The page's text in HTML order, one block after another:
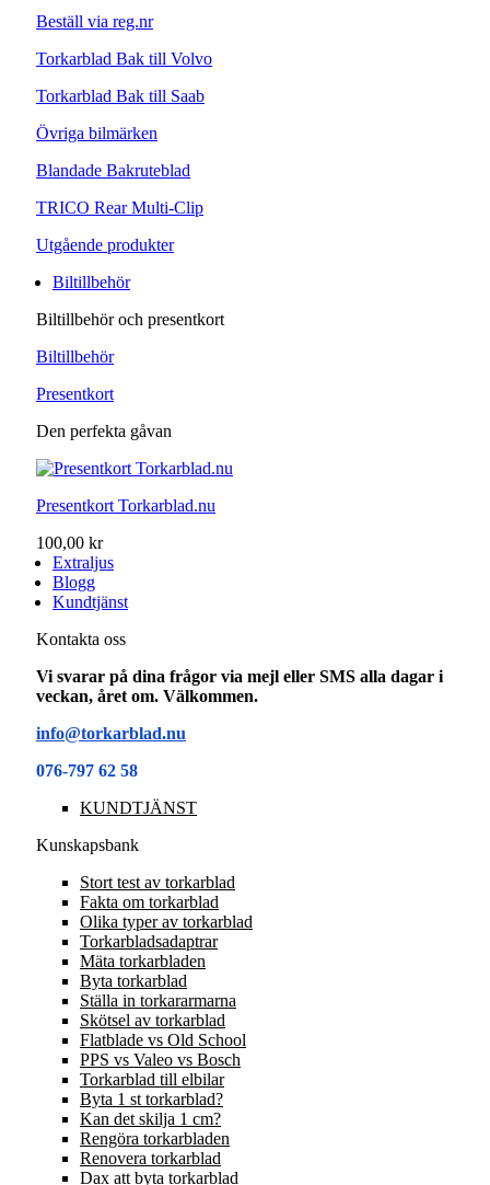
Beställ via reg.nr
Torkarblad Bak till Volvo
Torkarblad Bak till Saab
Övriga bilmärken
Blandade Bakruteblad
TRICO Rear Multi-Clip
Utgående produkter
Biltillbehör
Biltillbehör och presentkort
Biltillbehör
Presentkort
Den perfekta gåvan
Presentkort Torkarblad.nu
100,00 kr
Extraljus
Blogg
Kundtjänst
Kontakta oss
Vi svarar på dina frågor via mejl eller SMS alla dagar i
veckan, året om. Välkommen.
info@torkarblad.nu
076-797 62 58
KUNDTJÄNST
Kunskapsbank
Stort test av torkarblad
Fakta om torkarblad
Olika typer av torkarblad
Torkarbladsadaptrar
Mäta torkarbladen
Byta torkarblad
Ställa in torkararmarna
Skötsel av torkarblad
Flatblade vs Old School
PPS vs Valeo vs Bosch
Torkarblad till elbilar
Byta 1 st torkarblad?
Kan det skilja 1 cm?
Rengöra torkarbladen
Renovera torkarblad
Dax att byta torkarblad